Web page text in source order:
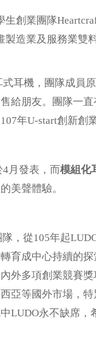
業團隊
造業及服務業雙料
機，團隊成員原
給朋友。團隊一
年U-start創新創
月發表，而模組化
美聲體驗。
從105年起LUDO
育成中心持續的
外多項創業競賽
亞等國外市場，
LUDO永不缺席，